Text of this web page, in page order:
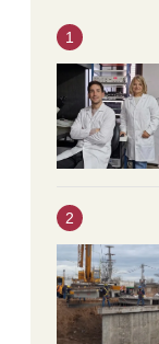
1
2